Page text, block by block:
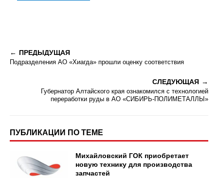
ПРЕДЫДУЩАЯ
Подразделения АО «Хиагда» прошли оценку соответствия
СЛЕДУЮЩАЯ
Губернатор Алтайского края ознакомился с технологией
переработки руды в АО «СИБИРЬ-ПОЛИМЕТАЛЛЫ»
ПУБЛИКАЦИИ ПО ТЕМЕ
Михайловский ГОК приобретает
новую технику для производства
запчастей